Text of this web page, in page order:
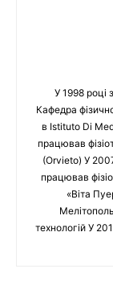
У 1998 році
Кафедра
в Istituto Di
працював
(Orvieto) У
працював
«Віта
технологій У